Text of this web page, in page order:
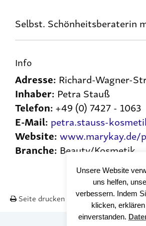
Selbst. Schönheitsberaterin
Info
Adresse: Richard-Wagner-
Inhaber: Petra Stauß
Telefon:+49 (0) 7427 - 1063
E-Mail: petra.stauss-
Website:www.marykay.de/
Branche: Beauty/Kosmetik
Seite drucken
Unsere Website
uns helfen,
verbessern. Indem
klicken,
einverstanden.